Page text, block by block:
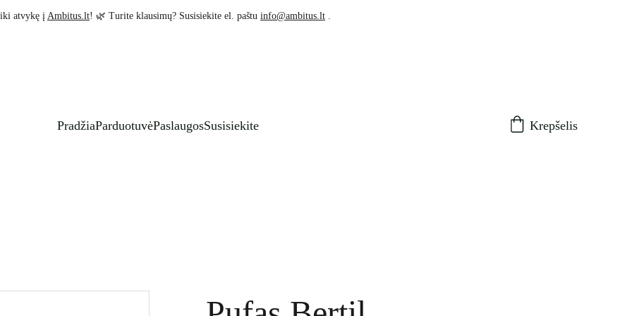
atvykę į Ambitus.lt! 🌿 Turite klausimų? Susisiekite el. paštu info@ambitus.lt .
PradžiaParduotuvėPaslaugosSusisiekite Krepšelis